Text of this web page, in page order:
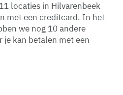
locaties in Hilvarenbeek
met een creditcard. In het
we nog 10 andere
je kan betalen met een